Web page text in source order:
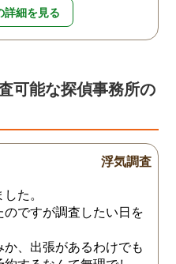
詳細を見る
可能な探偵事務所の
浮気調査
た。
ですが調査したい日を
、出張があるわけでも